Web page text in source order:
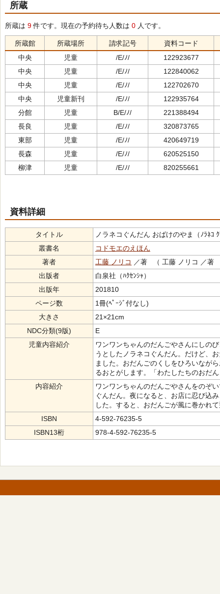
所蔵
所蔵は 9件です。現在の予約待ち人数は 0 人です。
所蔵館 所蔵場所 請求記号
資料コード
中央
児童 /E/ﾉ/
122923677
中央
児童 /E/ﾉ/
122840062
中央
児童 /E/ﾉ/
122702670
中央
児童新刊 /E/ﾉ/
122935764
分館
児童 B/E/ﾉ/
221388494
長良
児童 /E/ﾉ/
320873765
東部
児童 /E/ﾉ/
420649719
長森
児童 /E/ﾉ/
620525150
柳津
児童 /E/ﾉ/ 820255661
資料詳細
タイトル
ノラネコぐんだん おばけのやま（ﾉﾗﾈｺ
叢書名
コドモエのえほん
著者
工藤 ノリコ ／著 （ 工藤 ノリコ ／著
出版者
白泉社（ﾊｸｾﾝｼｬ）
出版年
201810
ページ数
1冊(ﾍﾟｰｼﾞ付なし)
大きさ
21×21cm
NDC分類(9版)
E
児童内容紹介
ワンワンちゃんのだんごやさんにしの
うとしたノラネコぐんだん。だけど、
ました。おだんごのくしをひろいなが
るおとがします。「わたしたちのおだ
内容紹介
ワンワンちゃんのだんごやさんをのぞ
ぐんだん。夜になると、お店に忍び込
した。すると、おだんごが風に巻かれ
ISBN
4-592-76235-5
ISBN13桁
978-4-592-76235-5